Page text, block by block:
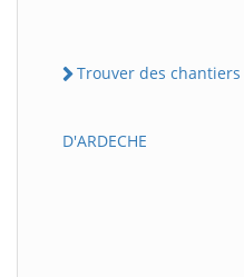
Trouver des chantiers
D'ARDECHE